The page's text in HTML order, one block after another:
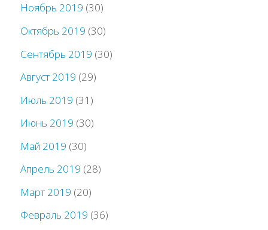
Ноябрь 2019 (30)
Октябрь 2019 (30)
Сентябрь 2019 (30)
Август 2019 (29)
Июль 2019 (31)
Июнь 2019 (30)
Май 2019 (30)
Апрель 2019 (28)
Март 2019 (20)
Февраль 2019 (36)